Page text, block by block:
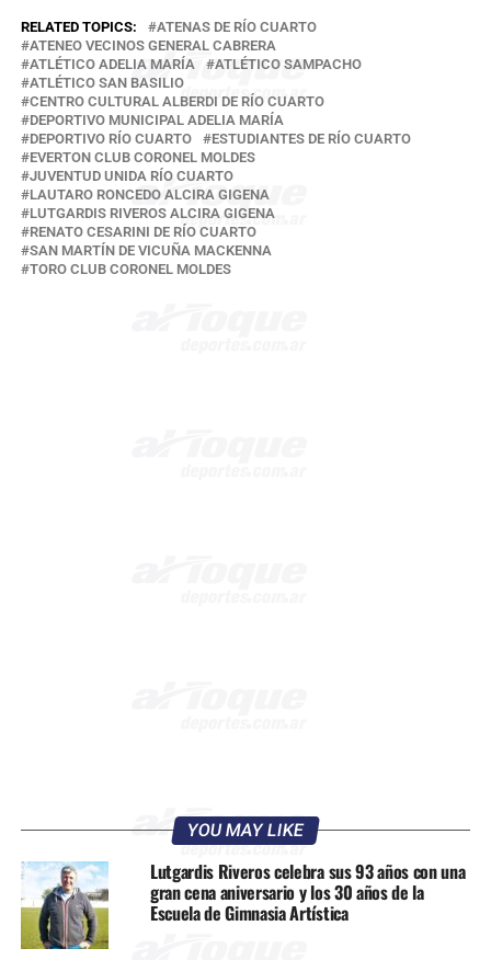
RELATED TOPICS:
ATENAS DE RÍO CUARTO
ATENEO VECINOS GENERAL CABRERA
ATLÉTICO ADELIA MARÍA
ATLÉTICO SAMPACHO
ATLÉTICO SAN BASILIO
CENTRO CULTURAL ALBERDI DE RÍO CUARTO
DEPORTIVO MUNICIPAL ADELIA MARÍA
DEPORTIVO RÍO CUARTO
ESTUDIANTES DE RÍO CUARTO
EVERTON CLUB CORONEL MOLDES
JUVENTUD UNIDA RÍO CUARTO
LAUTARO RONCEDO ALCIRA GIGENA
LUTGARDIS RIVEROS ALCIRA GIGENA
RENATO CESARINI DE RÍO CUARTO
SAN MARTÍN DE VICUÑA MACKENNA
TORO CLUB CORONEL MOLDES
YOU MAY LIKE
Lutgardis Riveros celebra sus 93 años con una
gran cena aniversario y los 30 años de la
Escuela de Gimnasia Artística